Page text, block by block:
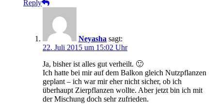
Reply
Neyasha sagt:
22. Juli 2015 um 15:02 Uhr
Ja, bisher ist alles gut verheilt. 🙂
Ich hatte bei mir auf dem Balkon gleich Nutzpflanzen
geplant – ich war mir eher nicht sicher, ob ich
überhaupt Zierpflanzen wollte. Aber jetzt bin ich mit
der Mischung doch sehr zufrieden.